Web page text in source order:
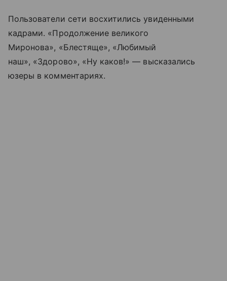
Пользователи сети восхитились увиденными
кадрами. «Продолжение великого
Миронова», «Блестяще», «Любимый
наш», «Здорово», «Ну каков!» — высказались
юзеры в комментариях.